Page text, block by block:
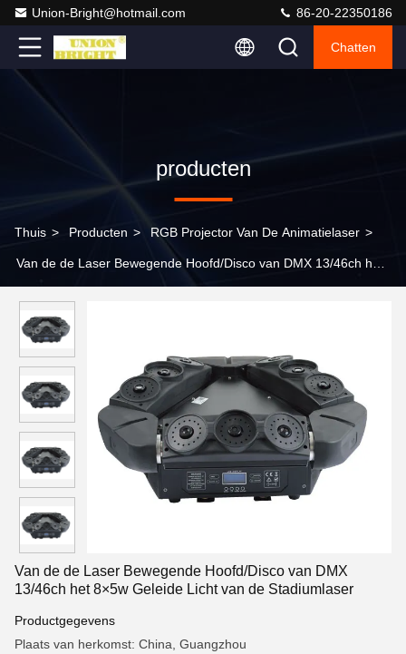
Union-Bright@hotmail.com 86-20-22350186
Chatten
producten
Thuis > Producten > RGB Projector Van De Animatielaser >
Van de de Laser Bewegende Hoofd/Disco van DMX 13/46ch het
Van de de Laser Bewegende Hoofd/Disco van DMX
13/46ch het 8×5w Geleide Licht van de Stadiumlaser
Productgegevens
Plaats van herkomst: China, Guangzhou